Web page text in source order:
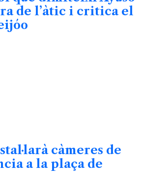
de l’àtic i critica el
càmeres de
a la plaça de